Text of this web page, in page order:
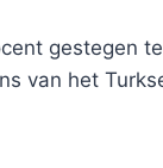
gestegen
van het